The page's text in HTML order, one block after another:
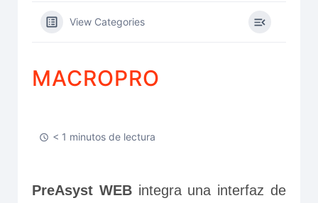
View Categories
MACROPRO
< 1 minutos de lectura
PreAsyst WEB integra una interfaz de